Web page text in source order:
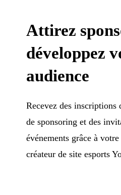
Attirez
développez
audience
Recevez des inscriptions
de sponsoring et des
événements grâce à
créateur de site esports